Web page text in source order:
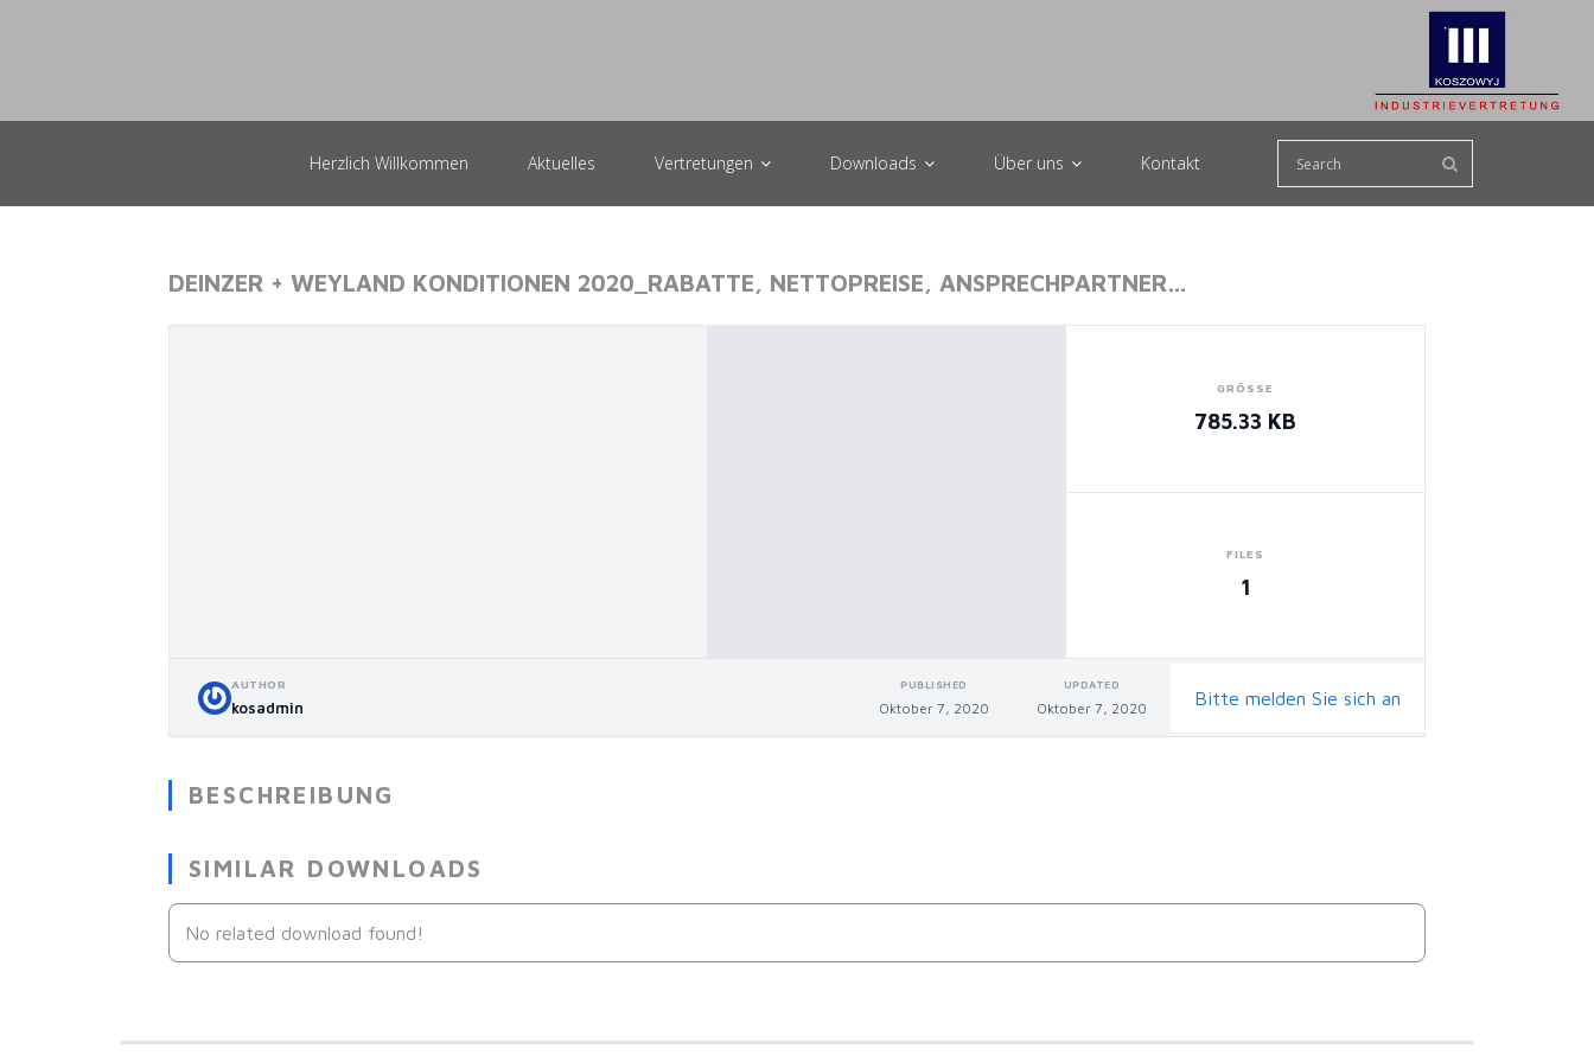
Herzlich Willkommen Aktuelles Vertretungen Downloads Über uns Kontakt
DEINZER + WEYLAND KONDITIONEN 2020_RABATTE, NETTOPREISE, ANSPRECHPARTNER…
GRÖSSE
785.33 KB
FILES
1
AUTHOR
kosadmin
PUBLISHED
Oktober 7, 2020
UPDATED
Oktober 7, 2020 Bitte melden Sie sich an
BESCHREIBUNG
SIMILAR DOWNLOADS
No related download found!